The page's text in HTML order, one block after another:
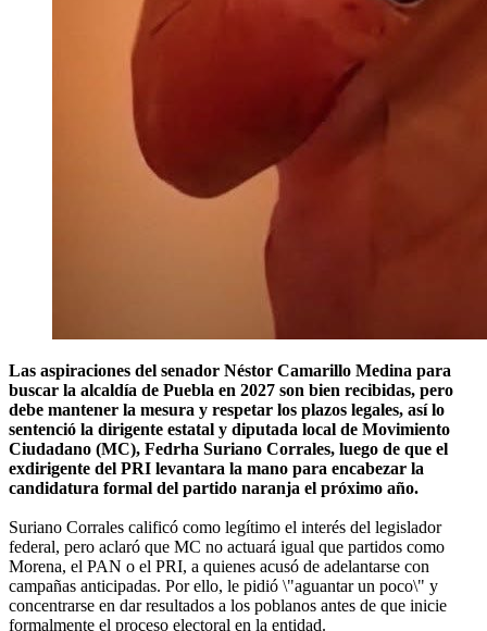
Las aspiraciones del senador Néstor Camarillo Medina para
buscar la alcaldía de Puebla en 2027 son bien recibidas, pero
debe mantener la mesura y respetar los plazos legales, así lo
sentenció la dirigente estatal y diputada local de Movimiento
Ciudadano (MC), Fedrha Suriano Corrales, luego de que el
exdirigente del PRI levantara la mano para encabezar la
candidatura formal del partido naranja el próximo año.
Suriano Corrales calificó como legítimo el interés del legislador
federal, pero aclaró que MC no actuará igual que partidos como
Morena, el PAN o el PRI, a quienes acusó de adelantarse con
campañas anticipadas. Por ello, le pidió \"aguantar un poco\" y
concentrarse en dar resultados a los poblanos antes de que inicie
formalmente el proceso electoral en la entidad.